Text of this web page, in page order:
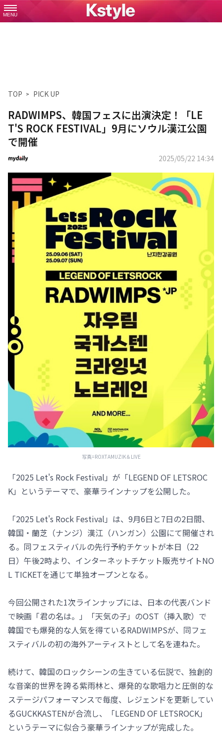
MENU
TOP PICK UP
RADWIMPS、韓国フェスに出演決定！「LE
T'S ROCK FESTIVAL」9月にソウル漢江公園
で開催
2025/05/22 14:34
写真=ROXTAMUZIK＆LIVE
「2025 Let's Rock Festival」が「LEGEND OF LETSROC
K」というテーマで、豪華ラインナップを公開した。
「2025 Let's Rock Festival」は、9月6日と7日の2日間、
韓国・蘭芝（ナンジ）漢江（ハンガン）公園にて開催され
る。同フェスティバルの先行予約チケットが本日（22
日）午後2時より、インターネットチケット販売サイトNO
L TICKETを通じて単独オープンとなる。
今回公開された1次ラインナップには、日本の代表バンド
で映画「君の名は。」「天気の子」のOST（挿入歌）で
韓国でも爆発的な人気を得ているRADWIMPSが、同フェ
スティバルの初の海外アーティストとして名を連ねた。
続けて、韓国のロックシーンの生きている伝説で、独創的
な音楽的世界を誇る紫雨林と、爆発的な歌唱力と圧倒的な
ステージパフォーマンスで毎度、レジェンドを更新してい
るGUCKKASTENが合流し、「LEGEND OF LETSROCK」
というテーマに似合う豪華ラインナップが完成した。